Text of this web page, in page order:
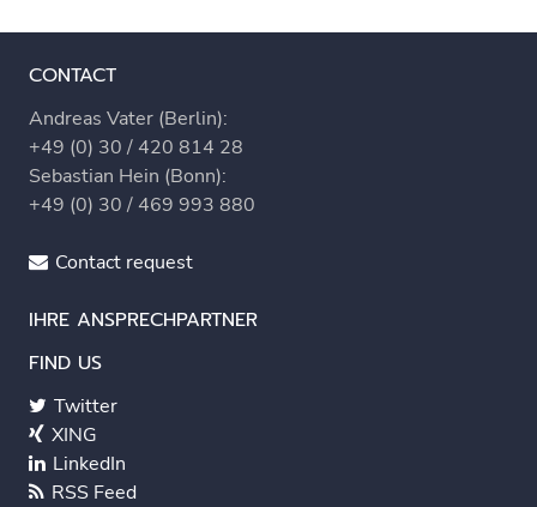
CONTACT
Andreas Vater (Berlin):
+49 (0) 30 / 420 814 28
Sebastian Hein (Bonn):
+49 (0) 30 / 469 993 880
Contact request
IHRE ANSPRECHPARTNER
FIND US
Twitter
XING
LinkedIn
RSS Feed